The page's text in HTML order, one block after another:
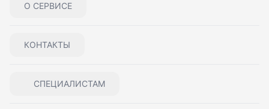
О СЕРВИСЕ
КОНТАКТЫ
СПЕЦИАЛИСТАМ